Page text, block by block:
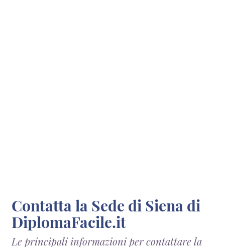
Contatta la Sede di Siena di
DiplomaFacile.it
Le principali informazioni per contattare la